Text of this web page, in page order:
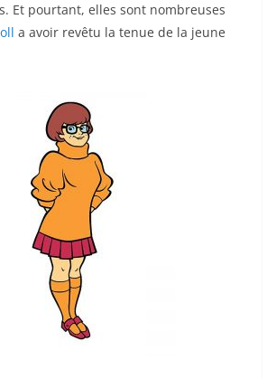
Et pourtant, elles sont nombreuses
a avoir revêtu la tenue de la jeune